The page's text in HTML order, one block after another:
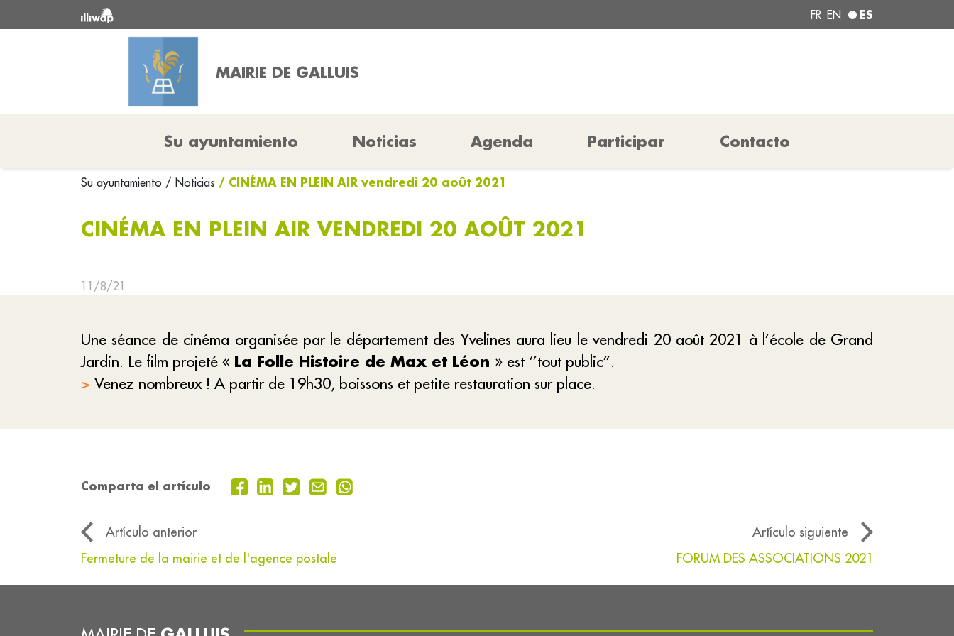
FR EN ES
MAIRIE DE GALLUIS
Su ayuntamiento Noticias Agenda Participar Contacto
Su ayuntamiento / Noticias / CINÉMA EN PLEIN AIR vendredi 20 août 2021
CINÉMA EN PLEIN AIR VENDREDI 20 AOÛT 2021
11/8/21
Une séance de cinéma organisée par le département des Yvelines aura lieu le vendredi 20 août 2021 à l’école de Grand
Jardin. Le film projeté « La Folle Histoire de Max et Léon » est ‘’tout public’’.
> Venez nombreux ! A partir de 19h30, boissons et petite restauration sur place.
Comparta el artículo
Artículo anterior
Artículo siguiente
Fermeture de la mairie et de l'agence postale
FORUM DES ASSOCIATIONS 2021